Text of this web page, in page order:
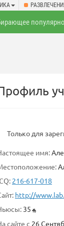
Только для
имя:
216-617-018
http://
35
сайте с 26